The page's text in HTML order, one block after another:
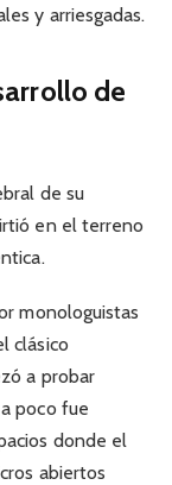
y arriesgadas.
de
de su
en el terreno
monologuistas
clásico
a probar
poco fue
donde el
abiertos